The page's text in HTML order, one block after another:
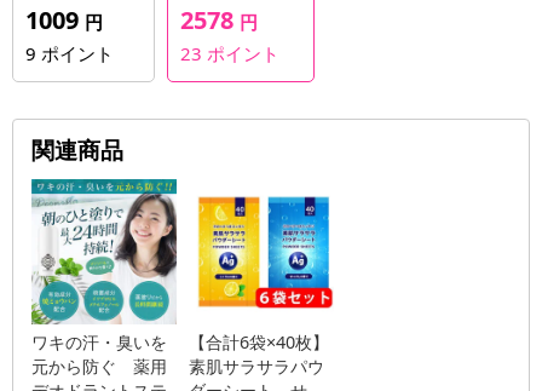
1009 円
9 ポイント
2578 円
23 ポイント
関連商品
ワキの汗・臭いを
元から防ぐ 薬用
【合計6袋×40枚】
素肌サラサラパウ